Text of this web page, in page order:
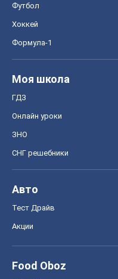
Футбол
Хоккей
Формула-1
Моя школа
ГДЗ
Онлайн уроки
ЗНО
СНГ решебники
Авто
Тест Драйв
Акции
Food Oboz